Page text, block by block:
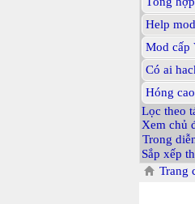
Help mod
Mod cấp
Có ai
Hóng
Lọc theo
Xem chủ
Trong
Sắp xếp
Trang